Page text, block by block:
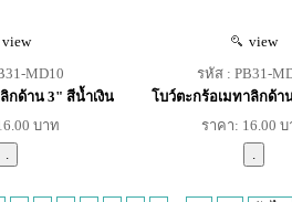
MD10
กด้าน 3" สีน้ำเงิน
บาท
view
รหัส : PB31-
โบว์ตะกร้อเมทาลิกด้า
ราคา: 16.00 บ